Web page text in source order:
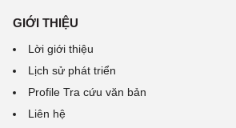
GIỚI THIỆU
Lời giới thiệu
Lịch sử phát triển
Profile Tra cứu văn bản
Liên hệ